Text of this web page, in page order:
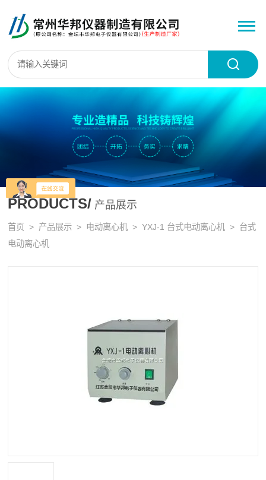
PRODUCTS/ 产品展示
首页 > 产品展示 > 电动离心机 >YXJ-1 台式电动离心机 > 台式
电动离心机